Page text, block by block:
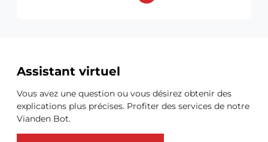
Ressources
supplémentaires
Assistant virtuel
Vous avez une question ou vous désirez obtenir des
explications plus précises. Profiter des services de notre
Vianden Bot.